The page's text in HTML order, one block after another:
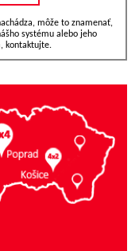
môže to znamenať,
systému alebo jeho
kontaktujte.